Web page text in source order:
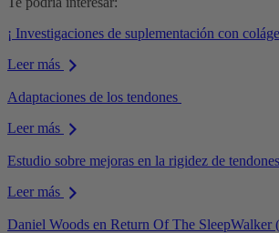
¡ Investigaciones de suplementación con
Leer más
Adaptaciones de los tendones
Leer más
Estudio sobre mejoras en la rigidez de
Leer más
Daniel Woods en Return Of The SleepWalker